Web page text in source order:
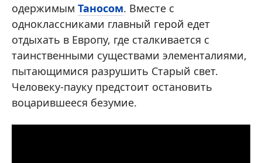
одержимым Таносом. Вместе с
одноклассниками главный герой едет
отдыхать в Европу, где сталкивается с
таинственными существами элементалиями,
пытающимися разрушить Старый свет.
Человеку-пауку предстоит остановить
воцарившееся безумие.